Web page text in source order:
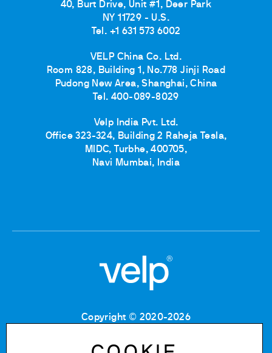
40, Burt Drive, Unit #1, Deer Park
NY 11729 - U.S.
Tel. +1 631 573 6002
VELP China Co. Ltd.
Room 828, Building 1, No.778 Jinji Road
Pudong New Area, Shanghai, China
Tel. 400-089-8029
Velp India Pvt. Ltd.
Office 323-324, Building 2 Raheja Tesla,
MIDC, Turbhe, 400705,
Navi Mumbai, India
Copyright © 2020-2026
Partita IVA: IT 00842180960